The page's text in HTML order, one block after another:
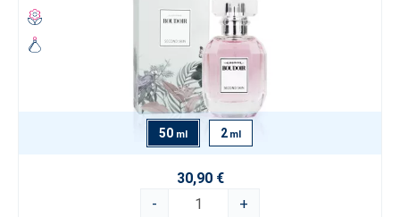
50 ml 2 ml
30,90 €
-
+